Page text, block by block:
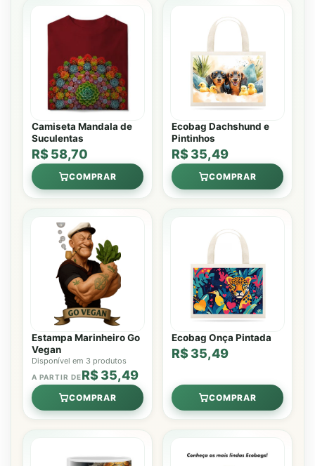
Camiseta Mandala de
Suculentas
R$ 58,70
COMPRAR
Ecobag Dachshund e
Pintinhos
R$ 35,49
COMPRAR
Estampa Marinheiro Go
Vegan
Disponível em 3 produtos
A PARTIR DER$ 35,49
COMPRAR
Ecobag Onça Pintada
R$ 35,49
COMPRAR